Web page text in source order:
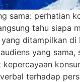
sama: perhatian
tahu siapa
ditampilkan
yang
terhadap